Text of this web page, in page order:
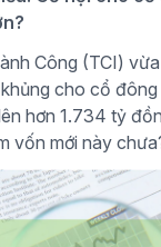
Công (TCI)
cho cổ
hơn 1.734 tỷ
vốn mới này